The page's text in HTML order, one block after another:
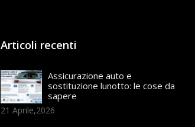
Articoli recenti
Assicurazione auto e
sostituzione lunotto: le cose da
sapere
21 Aprile,2026